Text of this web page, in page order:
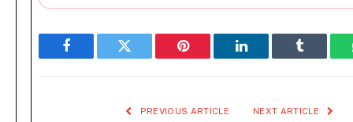
Facebook Twitter Pinterest LinkedIn Tumblr
PREVIOUS ARTICLE NEXT ARTICLE